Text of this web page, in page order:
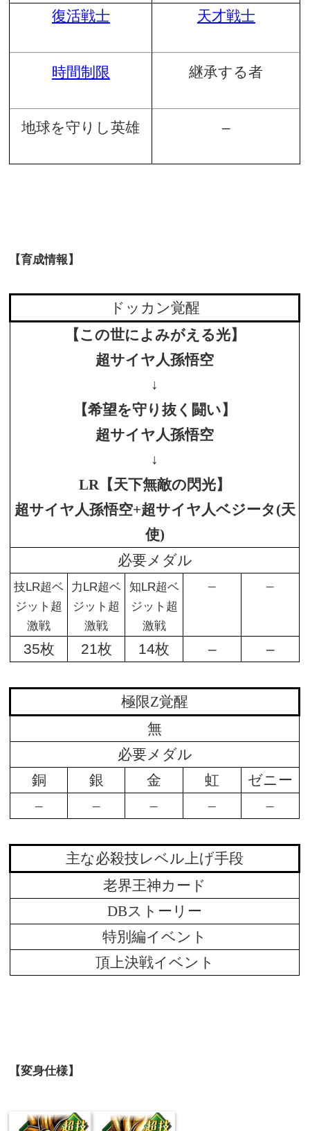
復活戦士
時間制限
地球を守りし英雄
天才戦士
継承する者
–
【育成情報】
ドッカン覚醒
【この世によみがえる光】
超サイヤ人孫悟空
↓
【希望を守り抜く闘い】
超サイヤ人孫悟空
↓
LR【天下無敵の閃光】
超サイヤ人孫悟空+超サイヤ人ベジータ(天
使)
必要メダル
技LR超ベ
ジット超
激戦
力LR超ベ
ジット超
激戦
知LR超ベ
ジット超
激戦
– –
35枚 21枚 14枚 – –
極限Z覚醒
無
必要メダル
銅
銀 金 虹
ゼニー
–
– – – –
主な必殺技レベル上げ手段
老界王神カード
DBストーリー
特別編イベント
頂上決戦イベント
【変身仕様】